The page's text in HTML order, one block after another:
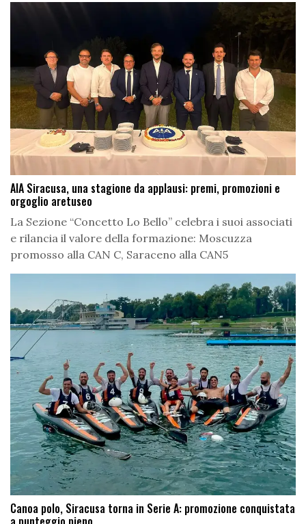
AIA Siracusa, una stagione da applausi: premi, promozioni e
orgoglio aretuseo
La Sezione “Concetto Lo Bello” celebra i suoi associati
e rilancia il valore della formazione: Moscuzza
promosso alla CAN C, Saraceno alla CAN5
Canoa polo, Siracusa torna in Serie A: promozione conquistata